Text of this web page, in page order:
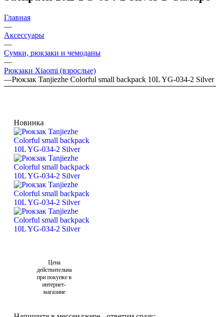
Главная
—
Аксессуары
—
Сумки, рюкзаки и чемоданы
—
Рюкзаки Xiaomi (взрослые)
—Рюкзак Tanjiezhe Colorful small backpack 10L YG-034-2 Silver
Новинка
Цена
действительна
при покупке в
интернет-
магазине